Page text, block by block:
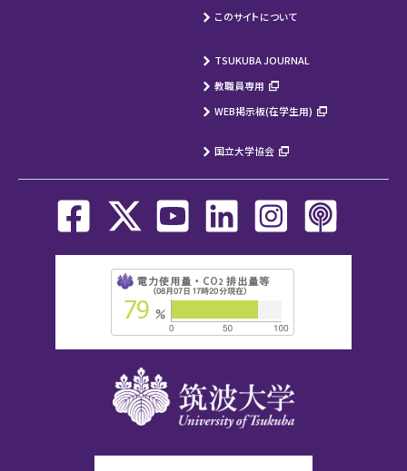
このサイトについて
TSUKUBA JOURNAL
教職員専用
WEB掲示板(在学生用)
国立大学協会